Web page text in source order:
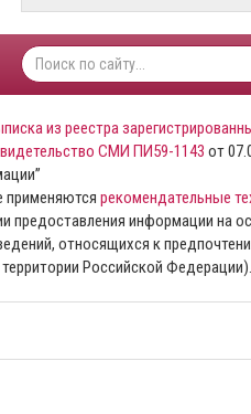
из реестра
СМИ ПИ59-1143 от
применяются рекомендательные
предоставления информации на
относящихся к
Российской Федерации).